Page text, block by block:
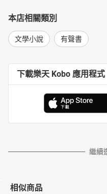
本店相關類別
文學小說 有聲書
下載樂天 Kobo 應用程式
繼續
相似商品